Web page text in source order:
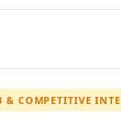
& COMPETITIVE